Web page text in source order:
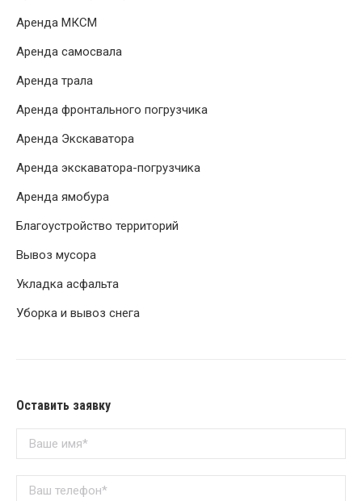
Аренда МКСМ
Аренда самосвала
Аренда трала
Аренда фронтального погрузчика
Аренда Экскаватора
Аренда экскаватора-погрузчика
Аренда ямобура
Благоустройство территорий
Вывоз мусора
Укладка асфальта
Уборка и вывоз снега
Оставить заявку